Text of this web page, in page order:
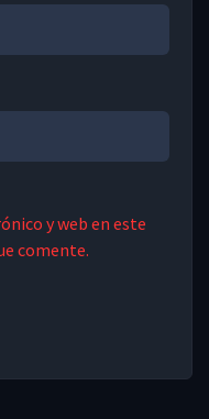
y web en este
comente.